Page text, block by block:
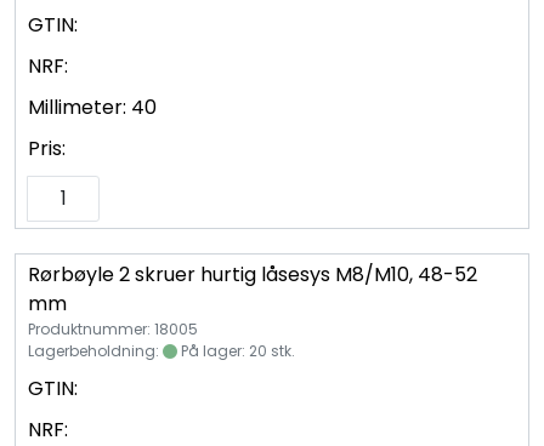
GTIN:
NRF:
Millimeter: 40
Pris:
Rørbøyle 2 skruer hurtig låsesys M8/M10, 48-52
mm
Produktnummer: 18005
Lagerbeholdning:
På lager: 20 stk.
GTIN:
NRF: